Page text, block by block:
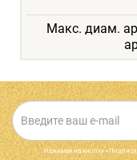
Макс. диам.
Нажимая на кнопку